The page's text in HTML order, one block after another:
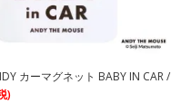
カーマグネット BABY IN CAR /
)